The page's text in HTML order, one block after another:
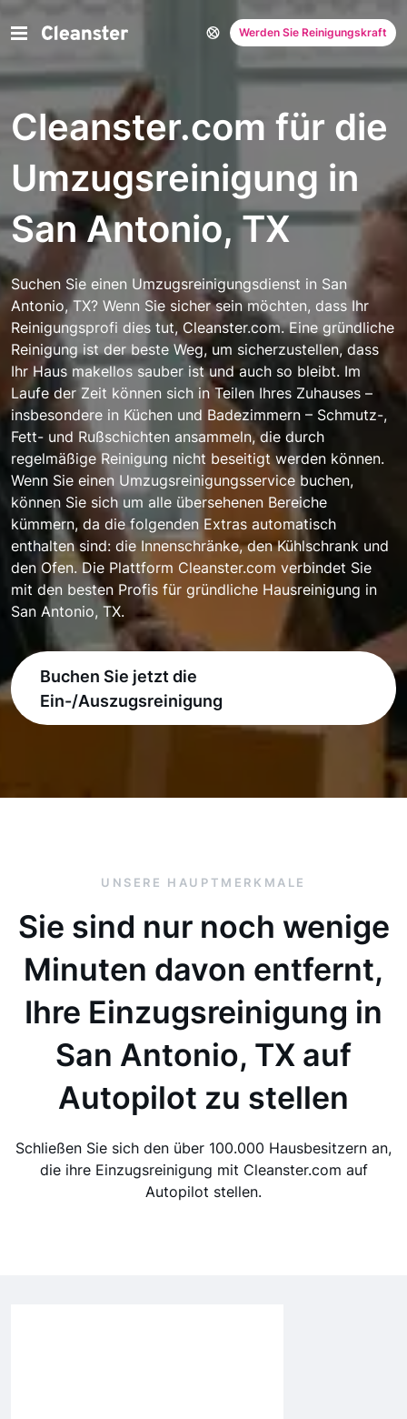
Werden Sie Reinigungskraft
Cleanster.com für die
Umzugsreinigung in
San Antonio, TX
Suchen Sie einen Umzugsreinigungsdienst in San
Antonio, TX? Wenn Sie sicher sein möchten, dass Ihr
Reinigungsprofi dies tut, Cleanster.com. Eine gründliche
Reinigung ist der beste Weg, um sicherzustellen, dass
Ihr Haus makellos sauber ist und auch so bleibt. Im
Laufe der Zeit können sich in Teilen Ihres Zuhauses –
insbesondere in Küchen und Badezimmern – Schmutz-,
Fett- und Rußschichten ansammeln, die durch
regelmäßige Reinigung nicht beseitigt werden können.
Wenn Sie einen Umzugsreinigungsservice buchen,
können Sie sich um alle übersehenen Bereiche
kümmern, da die folgenden Extras automatisch
enthalten sind: die Innenschränke, den Kühlschrank und
den Ofen. Die Plattform Cleanster.com verbindet Sie
mit den besten Profis für gründliche Hausreinigung in
San Antonio, TX.
Buchen Sie jetzt die
Ein-/Auszugsreinigung
UNSERE HAUPTMERKMALE
Sie sind nur noch wenige
Minuten davon entfernt,
Ihre Einzugsreinigung in
San Antonio, TX auf
Autopilot zu stellen
Schließen Sie sich den über 100.000 Hausbesitzern an,
die ihre Einzugsreinigung mit Cleanster.com auf
Autopilot stellen.